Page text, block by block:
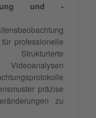
und -
professionelle
Videoanalysen
präzise
zu